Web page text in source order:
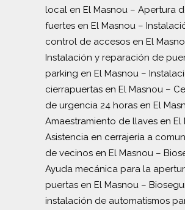
local en El Masnou – Apertura
fuertes en El Masnou –
control de accesos en El
Instalación y reparación de
parking en El Masnou –
cierrapuertas en El Masnou –
de urgencia 24 horas en El
Amaestramiento de llaves en El
Asistencia en cerrajería a
de vecinos en El Masnou –
Ayuda mecánica para la
puertas en El Masnou –
instalación de automatismos